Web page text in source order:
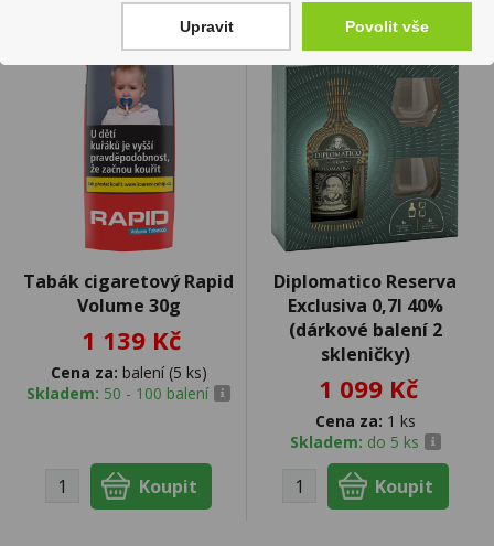
Tabák cigaretový Rapid
Volume 30g
1 139 Kč
Cena za: balení (5 ks)
Skladem: 50 - 100 balení
Diplomatico Reserva
Exclusiva 0,7l 40%
(dárkové balení 2
skleničky)
1 099 Kč
Cena za: 1 ks
Skladem: do 5 ks
Upravit Povolit vše